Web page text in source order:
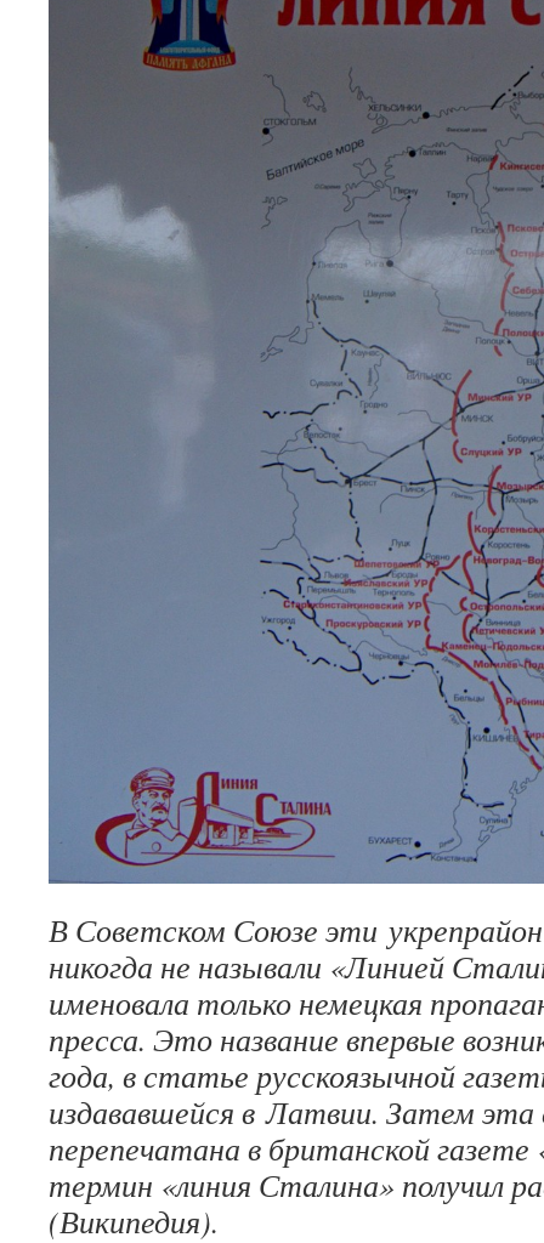
В Советском Союзе эти
никогда не называли «Линией
именовала только немецкая
пресса. Это название впервые
года, в статье русскоязычной
издававшейся в Латвии. Затем
перепечатана в британской газете
термин «линия Сталина» получил
(Википедия).